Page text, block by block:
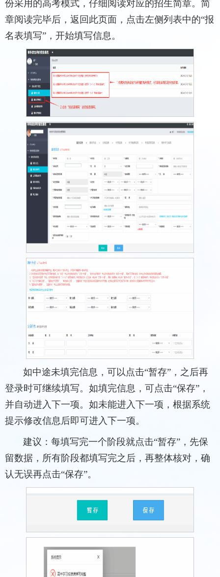
份采用的高考模式，仔细阅读对应的招生简章。简
章阅读完毕后，返回此页面，点击左侧列表中的“报
名表填写”，开始填写信息。
如中途未填完信息，可以点击“暂存”，之后再
登录时可继续填写。如填完信息，可点击“保存”，
并自动进入下一项。如未能进入下一项，根据系统
提示修改信息后即可进入下一项。
建议：每填写完一个阶段就点击“暂存”，先保
留数据，所有阶段都填写完之后，再整体核对，确
认无误再点击“保存”。